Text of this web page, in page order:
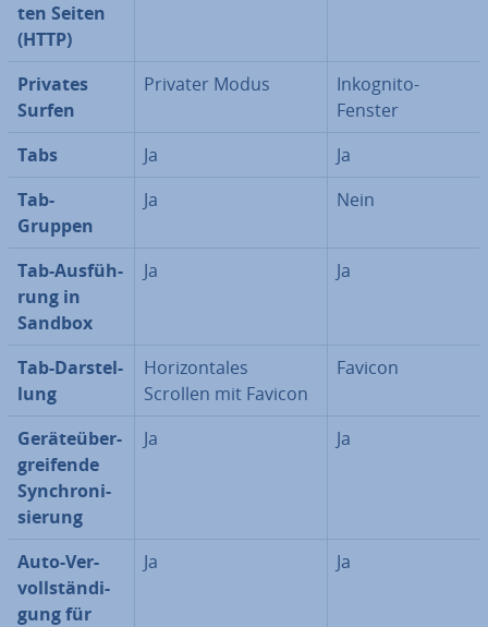
ten Seiten
(HTTP)
Privates
Surfen
Privater Modus
Inkognito-
Fenster
Tabs
Ja
Ja
Tab-
Gruppen
Ja Nein
Tab-Aus­füh­
rung in
Sandbox
Ja Ja
Tab-Dar­stel­
lung
Ho­ri­zon­ta­les
Scrollen mit Favicon
Favicon
Ge­rä­te­über­
grei­fen­de
Syn­chro­ni­
sie­rung
Ja Ja
Auto-Ver­
voll­stän­di­
gung für
Ja Ja